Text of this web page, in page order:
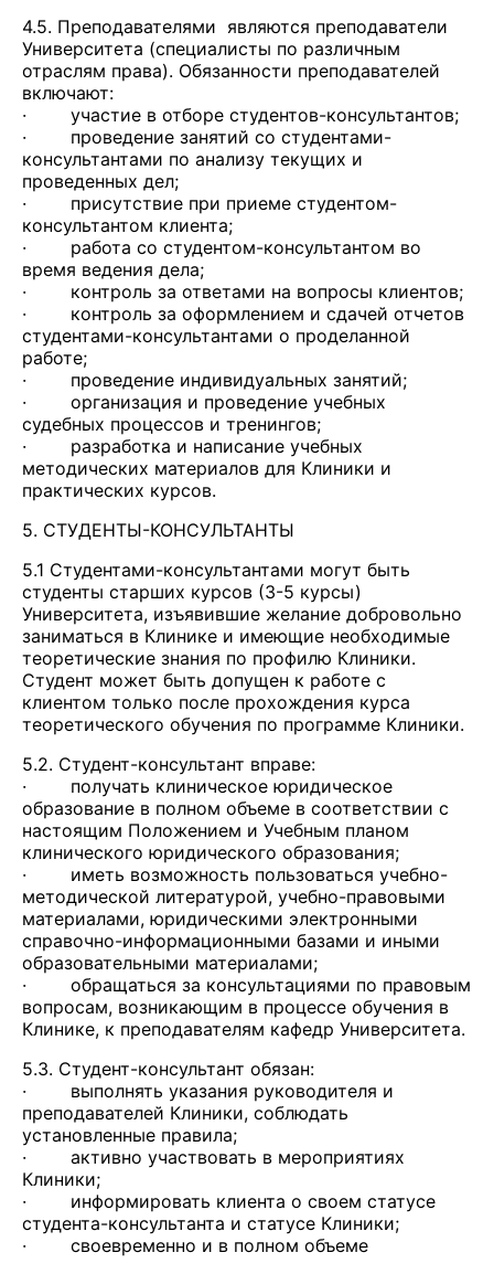
4.5. Преподавателями являются преподаватели
Университета (специалисты по различным
отраслям права). Обязанности преподавателей
включают:
· участие в отборе студентов-консультантов;
· проведение занятий со студентами-
консультантами по анализу текущих и
проведенных дел;
· присутствие при приеме студентом-
консультантом клиента;
· работа со студентом-консультантом во
время ведения дела;
· контроль за ответами на вопросы клиентов;
· контроль за оформлением и сдачей отчетов
студентами-консультантами о проделанной
работе;
· проведение индивидуальных занятий;
· организация и проведение учебных
судебных процессов и тренингов;
· разработка и написание учебных
методических материалов для Клиники и
практических курсов.
5. СТУДЕНТЫ-КОНСУЛЬТАНТЫ
5.1 Студентами-консультантами могут быть
студенты старших курсов (3-5 курсы)
Университета, изъявившие желание добровольно
заниматься в Клинике и имеющие необходимые
теоретические знания по профилю Клиники.
Студент может быть допущен к работе с
клиентом только после прохождения курса
теоретического обучения по программе Клиники.
5.2. Студент-консультант вправе:
· получать клиническое юридическое
образование в полном объеме в соответствии с
настоящим Положением и Учебным планом
клинического юридического образования;
· иметь возможность пользоваться учебно-
методической литературой, учебно-правовыми
материалами, юридическими электронными
справочно-информационными базами и иными
образовательными материалами;
· обращаться за консультациями по правовым
вопросам, возникающим в процессе обучения в
Клинике, к преподавателям кафедр Университета.
5.3. Студент-консультант обязан:
· выполнять указания руководителя и
преподавателей Клиники, соблюдать
установленные правила;
· активно участвовать в мероприятиях
Клиники;
· информировать клиента о своем статусе
студента-консультанта и статусе Клиники;
· своевременно и в полном объеме